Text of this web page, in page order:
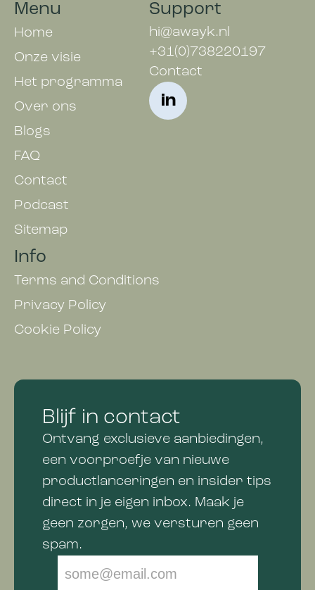
Menu
Home
Onze visie
Het programma
Over ons
Blogs
FAQ
Contact
Podcast
Sitemap
Support
hi@awayk.nl
+31(0)738220197
Contact
in
Info
Terms and Conditions
Privacy Policy
Cookie Policy
Blijf in contact
Ontvang exclusieve aanbiedingen,
een voorproefje van nieuwe
productlanceringen en insider tips
direct in je eigen inbox. Maak je
geen zorgen, we versturen geen
spam.